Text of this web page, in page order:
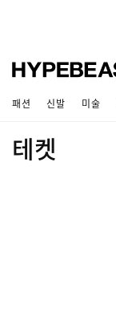
패션 신발 미술
테켓